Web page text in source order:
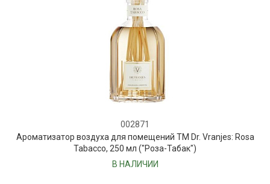
002871
Ароматизатор воздуха для помещений ТМ Dr. Vranjes: Rosa
Tabacco, 250 мл ("Роза-Табак")
В НАЛИЧИИ